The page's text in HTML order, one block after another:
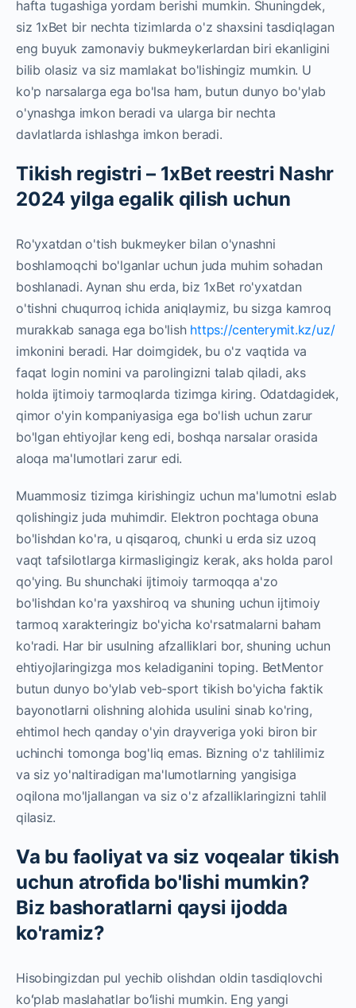
hafta tugashiga yordam berishi mumkin. Shuningdek,
siz 1xBet bir nechta tizimlarda o'z shaxsini tasdiqlagan
eng buyuk zamonaviy bukmeykerlardan biri ekanligini
bilib olasiz va siz mamlakat bo'lishingiz mumkin. U
ko'p narsalarga ega bo'lsa ham, butun dunyo bo'ylab
o'ynashga imkon beradi va ularga bir nechta
davlatlarda ishlashga imkon beradi.
Tikish registri – 1xBet reestri Nashr
2024 yilga egalik qilish uchun
Ro'yxatdan o'tish bukmeyker bilan o'ynashni
boshlamoqchi bo'lganlar uchun juda muhim sohadan
boshlanadi. Aynan shu erda, biz 1xBet ro'yxatdan
o'tishni chuqurroq ichida aniqlaymiz, bu sizga kamroq
murakkab sanaga ega bo'lish https://centerymit.kz/uz/
imkonini beradi. Har doimgidek, bu o'z vaqtida va
faqat login nomini va parolingizni talab qiladi, aks
holda ijtimoiy tarmoqlarda tizimga kiring. Odatdagidek,
qimor o'yin kompaniyasiga ega bo'lish uchun zarur
bo'lgan ehtiyojlar keng edi, boshqa narsalar orasida
aloqa ma'lumotlari zarur edi.
Muammosiz tizimga kirishingiz uchun ma'lumotni eslab
qolishingiz juda muhimdir. Elektron pochtaga obuna
bo'lishdan ko'ra, u qisqaroq, chunki u erda siz uzoq
vaqt tafsilotlarga kirmasligingiz kerak, aks holda parol
qo'ying. Bu shunchaki ijtimoiy tarmoqqa a'zo
bo'lishdan ko'ra yaxshiroq va shuning uchun ijtimoiy
tarmoq xarakteringiz bo'yicha ko'rsatmalarni baham
ko'radi. Har bir usulning afzalliklari bor, shuning uchun
ehtiyojlaringizga mos keladiganini toping. BetMentor
butun dunyo bo'ylab veb-sport tikish bo'yicha faktik
bayonotlarni olishning alohida usulini sinab ko'ring,
ehtimol hech qanday o'yin drayveriga yoki biron bir
uchinchi tomonga bog'liq emas. Bizning o'z tahlilimiz
va siz yo'naltiradigan ma'lumotlarning yangisiga
oqilona mo'ljallangan va siz o'z afzalliklaringizni tahlil
qilasiz.
Va bu faoliyat va siz voqealar tikish
uchun atrofida bo'lishi mumkin?
Biz bashoratlarni qaysi ijodda
ko'ramiz?
Hisobingizdan pul yechib olishdan oldin tasdiqlovchi
koʻplab maslahatlar boʻlishi mumkin. Eng yangi